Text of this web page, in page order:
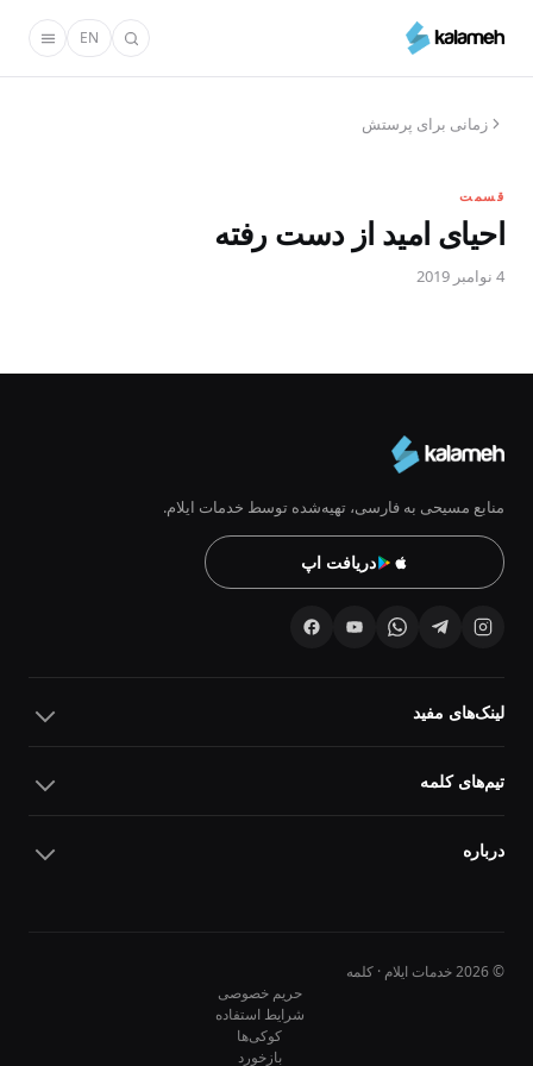
محتوای
EN
زمانی برای پرستش
قسمت
احیای امید از دست رفته
4 نوامبر 2019
منابع مسیحی به فارسی، تهیه‌شده توسط خدمات ایلام.
دریافت اپ
لینک‌های مفید
تیم‌های کلمه
درباره
© 2026 خدمات ایلام · کلمه
حریم خصوصی
شرایط استفاده
کوکی‌ها
بازخورد
10